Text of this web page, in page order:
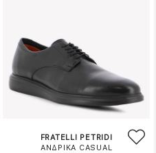
FRATELLI PETRIDI
ΑΝΔΡΙΚΑ CASUAL